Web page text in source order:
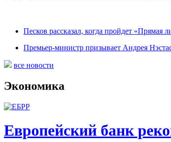
Песков рассказал, когда пройдет «Прямая
Премьер-министр призывает Андрея
все новости
Экономика
Европейский банк